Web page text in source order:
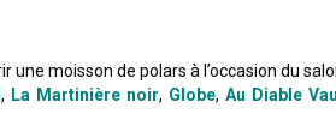
moisson de polars à l’occasion du
, La Martinière noir, Globe,Au Diable